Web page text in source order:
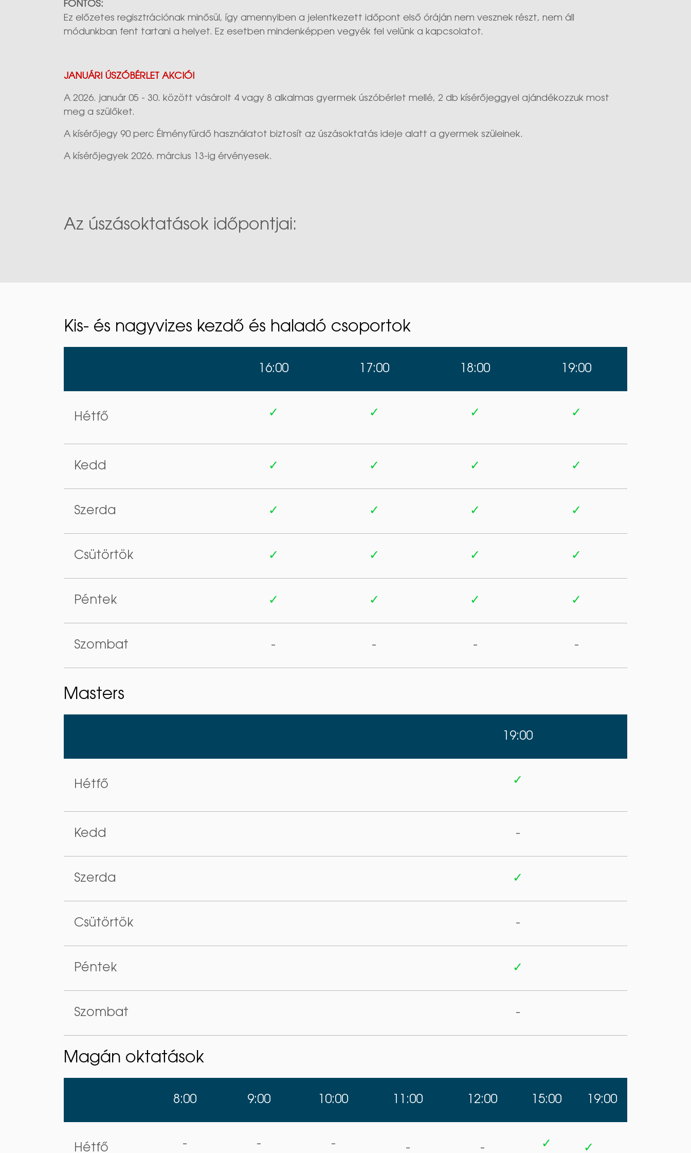
FONTOS:
Ez előzetes regisztrációnak minősül, így amennyiben a jelentkezett időpont első óráján nem vesznek részt, nem áll
módunkban fent tartani a helyet. Ez esetben mindenképpen vegyék fel velünk a kapcsolatot.
JANUÁRI ÚSZÓBÉRLET AKCIÓ!
A 2026. január 05 - 30. között vásárolt 4 vagy 8 alkalmas gyermek úszóbérlet mellé, 2 db kísérőjeggyel ajándékozzuk most
meg a szülőket.
A kísérőjegy 90 perc Élményfürdő használatot biztosít az úszásoktatás ideje alatt a gyermek szüleinek.
A kísérőjegyek 2026. március 13-ig érvényesek.
Az úszásoktatások időpontjai:
Kis- és nagyvizes kezdő és haladó csoportok
16:00 17:00 18:00 19:00
Hétfő ✓ ✓ ✓ ✓
Kedd ✓ ✓ ✓ ✓
Szerda ✓ ✓ ✓ ✓
Csütörtök ✓ ✓ ✓ ✓
Péntek ✓ ✓ ✓ ✓
Szombat - - - -
Masters
19:00
Hétfő ✓
Kedd -
Szerda ✓
Csütörtök -
Péntek ✓
Szombat -
Magán oktatások
8:00 9:00 10:00 11:00 12:00 15:00 19:00
Hétfő - - - - - ✓ ✓